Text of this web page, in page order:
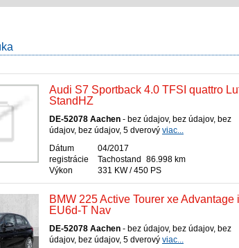
Audi S7 Sportback 4.0 TFSI quattro
StandHZ
DE-52078 Aachen - bez údajov, bez údajov, bez
údajov, bez údajov, 5 dverový viac...
Dátum
registrácie
04/2017
Tachostand
86.998 km
Výkon
331 KW / 450 PS
BMW 225 Active Tourer xe Advantage
EU6d-T Nav
DE-52078 Aachen - bez údajov, bez údajov, bez
údajov, bez údajov, 5 dverový viac...